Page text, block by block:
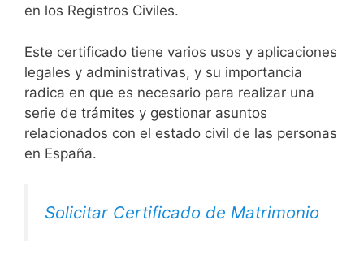
en los Registros Civiles.
Este certificado tiene varios usos y aplicaciones
legales y administrativas, y su importancia
radica en que es necesario para realizar una
serie de trámites y gestionar asuntos
relacionados con el estado civil de las personas
en España.
Solicitar Certificado de Matrimonio